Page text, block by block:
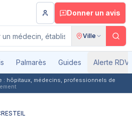
Donner un avis
Ville
Palmarès Guides Alerte RDV
: hôpitaux, médecins, professionnels de